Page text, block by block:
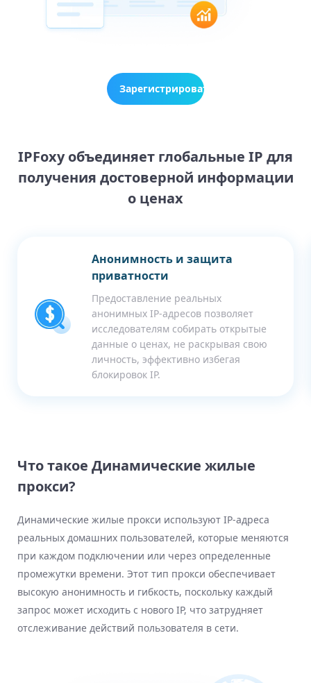
Зарегистрироваться
IPFoxy объединяет глобальные IP для
получения достоверной информации
о ценах
Анонимность и защита
приватности
Предоставление реальных
анонимных IP-адресов позволяет
исследователям собирать открытые
данные о ценах, не раскрывая свою
личность, эффективно избегая
блокировок IP.
Что такое Динамические жилые
прокси?
Динамические жилые прокси используют IP-адреса
реальных домашних пользователей, которые меняются
при каждом подключении или через определенные
промежутки времени. Этот тип прокси обеспечивает
высокую анонимность и гибкость, поскольку каждый
запрос может исходить с нового IP, что затрудняет
отслеживание действий пользователя в сети.